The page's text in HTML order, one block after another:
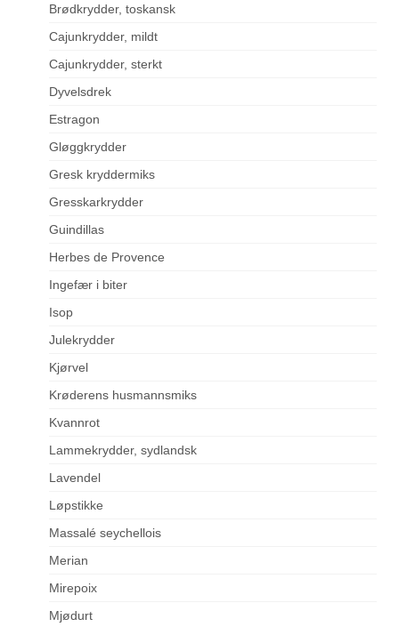
Brødkrydder, toskansk
Cajunkrydder, mildt
Cajunkrydder, sterkt
Dyvelsdrek
Estragon
Gløggkrydder
Gresk kryddermiks
Gresskarkrydder
Guindillas
Herbes de Provence
Ingefær i biter
Isop
Julekrydder
Kjørvel
Krøderens husmannsmiks
Kvannrot
Lammekrydder, sydlandsk
Lavendel
Løpstikke
Massalé seychellois
Merian
Mirepoix
Mjødurt